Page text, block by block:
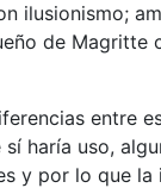
ilusionismo;
de
entre
haría uso,
y por lo que